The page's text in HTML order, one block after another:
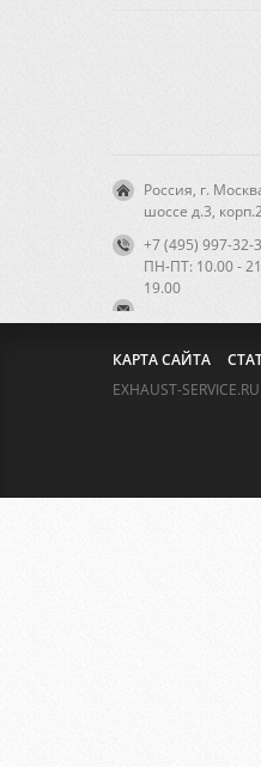
Россия, г.
шоссе д.3,
+7 (495) 997-
ПН-ПТ: 10.00 -
19.00
КАРТА САЙТА
EXHAUST-